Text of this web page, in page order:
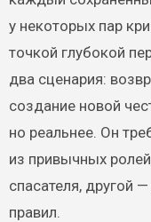
у некоторых пар
точкой глубокой
два сценария:
создание новой
но реальнее. Он
из привычных
спасателя, другой
правил.